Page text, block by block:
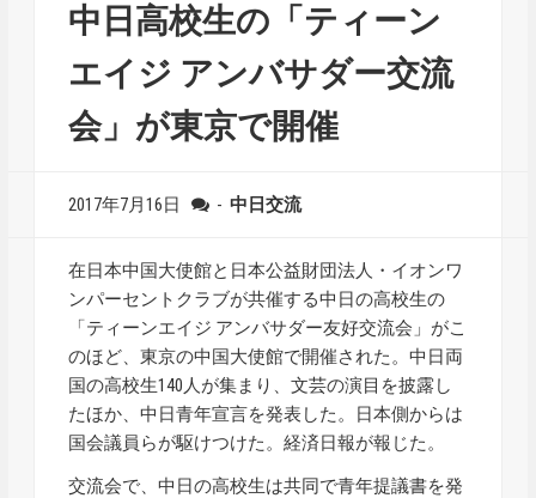
中日高校生の「ティーン
エイジ アンバサダー交流
会」が東京で開催
2017年7月16日 - 中日交流
在日本中国大使館と日本公益財団法人・イオンワ
ンパーセントクラブが共催する中日の高校生の
「ティーンエイジ アンバサダー友好交流会」がこ
のほど、東京の中国大使館で開催された。中日両
国の高校生140人が集まり、文芸の演目を披露し
たほか、中日青年宣言を発表した。日本側からは
国会議員らが駆けつけた。経済日報が報じた。
交流会で、中日の高校生は共同で青年提議書を発